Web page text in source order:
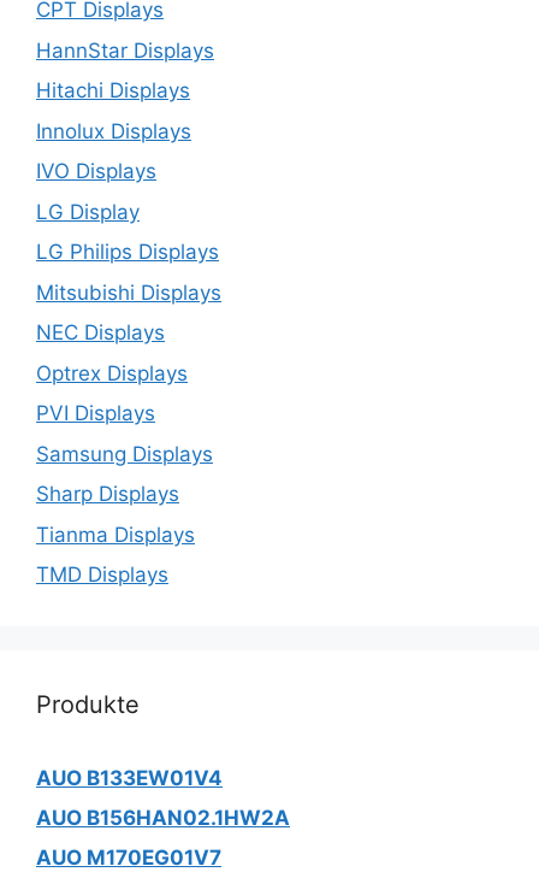
CPT Displays
HannStar Displays
Hitachi Displays
Innolux Displays
IVO Displays
LG Display
LG Philips Displays
Mitsubishi Displays
NEC Displays
Optrex Displays
PVI Displays
Samsung Displays
Sharp Displays
Tianma Displays
TMD Displays
Produkte
AUO B133EW01V4
AUO B156HAN02.1HW2A
AUO M170EG01V7